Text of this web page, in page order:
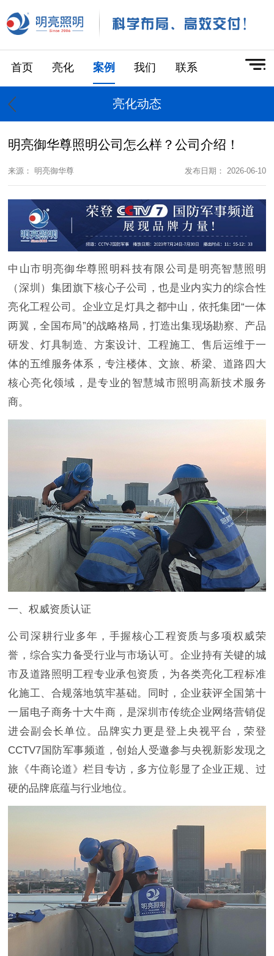
首页 亮化 案例 我们 联系
亮化动态
明亮御华尊照明公司怎么样？公司介绍！
来源： 明亮御华尊 发布日期： 2026-06-10
中山市明亮御华尊照明科技有限公司是明亮智慧照明
（深圳）集团旗下核心子公司，也是业内实力的综合性
亮化工程公司。企业立足灯具之都中山，依托集团“一体
两翼，全国布局”的战略格局，打造出集现场勘察、产品
研发、灯具制造、方案设计、工程施工、售后运维于一
体的五维服务体系，专注楼体、文旅、桥梁、道路四大
核心亮化领域，是专业的智慧城市照明高新技术服务
商。
一、权威资质认证
公司深耕行业多年，手握核心工程资质与多项权威荣
誉，综合实力备受行业与市场认可。企业持有关键的城
市及道路照明工程专业承包资质，为各类亮化工程标准
化施工、合规落地筑牢基础。同时，企业获评全国第十
一届电子商务十大牛商，是深圳市传统企业网络营销促
进会副会长单位。品牌实力更是登上央视平台，荣登
CCTV7国防军事频道，创始人受邀参与央视新影发现之
旅《牛商论道》栏目专访，多方位彰显了企业正规、过
硬的品牌底蕴与行业地位。